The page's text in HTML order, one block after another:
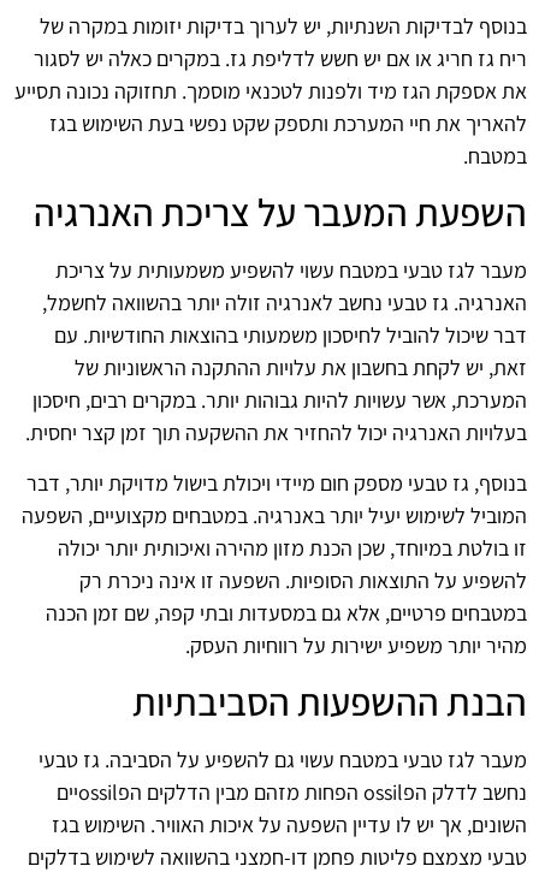
בנוסף לבדיקות השנתיות, יש לערוך בדיקות יזומות במקרה של
ריח גז חריג או אם יש חשש לדליפת גז. במקרים כאלה יש לסגור
את אספקת הגז מיד ולפנות לטכנאי מוסמך. תחזוקה נכונה תסייע
להאריך את חיי המערכת ותספק שקט נפשי בעת השימוש בגז
במטבח.
השפעת המעבר על צריכת האנרגיה
מעבר לגז טבעי במטבח עשוי להשפיע משמעותית על צריכת
האנרגיה. גז טבעי נחשב לאנרגיה זולה יותר בהשוואה לחשמל,
דבר שיכול להוביל לחיסכון משמעותי בהוצאות החודשיות. עם
זאת, יש לקחת בחשבון את עלויות ההתקנה הראשוניות של
המערכת, אשר עשויות להיות גבוהות יותר. במקרים רבים, חיסכון
בעלויות האנרגיה יכול להחזיר את ההשקעה תוך זמן קצר יחסית.
בנוסף, גז טבעי מספק חום מיידי ויכולת בישול מדויקת יותר, דבר
המוביל לשימוש יעיל יותר באנרגיה. במטבחים מקצועיים, השפעה
זו בולטת במיוחד, שכן הכנת מזון מהירה ואיכותית יותר יכולה
להשפיע על התוצאות הסופיות. השפעה זו אינה ניכרת רק
במטבחים פרטיים, אלא גם במסעדות ובתי קפה, שם זמן הכנה
מהיר יותר משפיע ישירות על רווחיות העסק.
הבנת ההשפעות הסביבתיות
מעבר לגז טבעי במטבח עשוי גם להשפיע על הסביבה. גז טבעי
נחשב לדלק הפossil הפחות מזהם מבין הדלקים הפossilיים
השונים, אך יש לו עדיין השפעה על איכות האוויר. השימוש בגז
טבעי מצמצם פליטות פחמן דו-חמצני בהשוואה לשימוש בדלקים